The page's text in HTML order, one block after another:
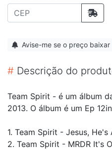
Avise-me se o preço baixar
# Descrição do
Team Spirit - é um álbum
2013. O álbum é um Ep
1. Team Spirit - Jesus, He's
2. Team Spirit - MRDR It's